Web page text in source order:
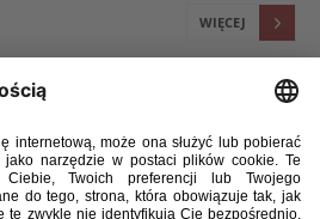
WIĘCEJ